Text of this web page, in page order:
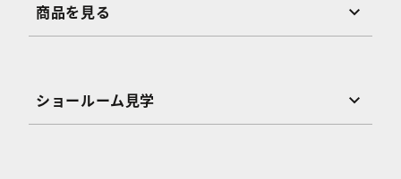
商品を見る
ショールーム見学